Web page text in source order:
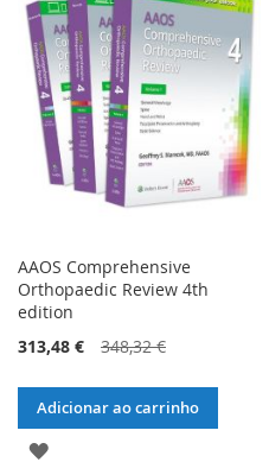
AAOS Comprehensive
Orthopaedic Review 4th
edition
313,48 €
348,32 €
Adicionar ao carrinho
ADICIONAR